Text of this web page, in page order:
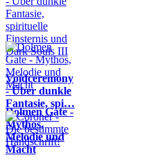
Voidceremony
- Über dunkle
Fantasie, spi…
Dolmen Gate -
Mythos,
Melodie und
Macht